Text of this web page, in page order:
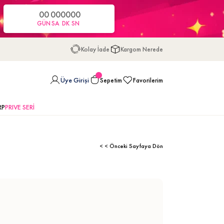
00
GÜN
00
SA
00
DK
00
SN
Kolay İade Kargom Nerede
Üye Girişi Sepetim Favorilerim
PRIVE SERİ
< < Önceki Sayfaya Dön